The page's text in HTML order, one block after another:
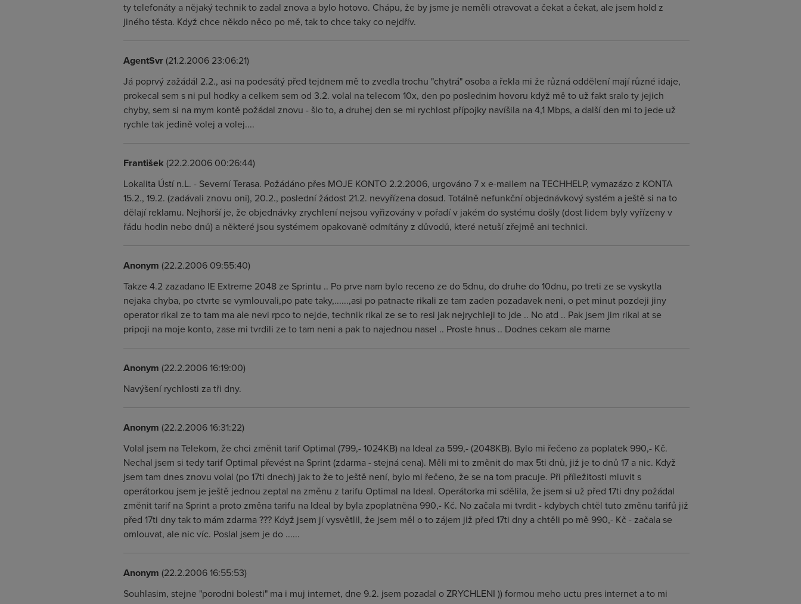
ty telefonáty a nějaký technik to zadal znova a bylo hotovo. Chápu, že by jsme je neměli otravovat a čekat a čekat, ale jsem hold z
jiného těsta. Když chce někdo něco po mě, tak to chce taky co nejdřív.
AgentSvr(21.2.2006 23:06:21)
Já poprvý zažádál 2.2., asi na podesátý před tejdnem mě to zvedla trochu "chytrá" osoba a řekla mi že různá oddělení mají různé idaje,
prokecal sem s ni pul hodky a celkem sem od 3.2. volal na telecom 10x, den po poslednim hovoru když mě to už fakt sralo ty jejich
chyby, sem si na mym kontě požádal znovu - šlo to, a druhej den se mi rychlost přípojky navíšila na 4,1 Mbps, a další den mi to jede už
rychle tak jedině volej a volej....
František (22.2.2006 00:26:44)
Lokalita Ústí n.L. - Severní Terasa. Požádáno přes MOJE KONTO 2.2.2006, urgováno 7 x e-mailem na TECHHELP, vymazázo z KONTA
15.2., 19.2. (zadávali znovu oni), 20.2., poslední žádost 21.2. nevyřízena dosud. Totálně nefunkční objednávkový systém a ještě si na to
dělají reklamu. Nejhorší je, že objednávky zrychlení nejsou vyřizovány v pořadí v jakém do systému došly (dost lidem byly vyřízeny v
řádu hodin nebo dnů) a některé jsou systémem opakovaně odmítány z důvodů, které netuší zřejmě ani technici.
Anonym (22.2.2006 09:55:40)
Takze 4.2 zazadano IE Extreme 2048 ze Sprintu .. Po prve nam bylo receno ze do 5dnu, do druhe do 10dnu, po treti ze se vyskytla
nejaka chyba, po ctvrte se vymlouvali,po pate taky,......,asi po patnacte rikali ze tam zaden pozadavek neni, o pet minut pozdeji jiny
operator rikal ze to tam ma ale nevi rpco to nejde, technik rikal ze se to resi jak nejrychleji to jde .. No atd .. Pak jsem jim rikal at se
pripoji na moje konto, zase mi tvrdili ze to tam neni a pak to najednou nasel .. Proste hnus .. Dodnes cekam ale marne
Anonym (22.2.2006 16:19:00)
Navýšení rychlosti za tři dny.
Anonym (22.2.2006 16:31:22)
Volal jsem na Telekom, že chci změnit tarif Optimal (799,- 1024KB) na Ideal za 599,- (2048KB). Bylo mi řečeno za poplatek 990,- Kč.
Nechal jsem si tedy tarif Optimal převést na Sprint (zdarma - stejná cena). Měli mi to změnit do max 5ti dnů, již je to dnů 17 a nic. Když
jsem tam dnes znovu volal (po 17ti dnech) jak to že to ještě není, bylo mi řečeno, že se na tom pracuje. Při příležitosti mluvit s
operátorkou jsem je ještě jednou zeptal na změnu z tarifu Optimal na Ideal. Operátorka mi sdělila, že jsem si už před 17ti dny požádal
změnit tarif na Sprint a proto změna tarifu na Ideal by byla zpoplatněna 990,- Kč. No začala mi tvrdit - kdybych chtěl tuto změnu tarifů již
před 17ti dny tak to mám zdarma ??? Když jsem jí vysvětlil, že jsem měl o to zájem již před 17ti dny a chtěli po mě 990,- Kč - začala se
omlouvat, ale nic víc. Poslal jsem je do ......
Anonym (22.2.2006 16:55:53)
Souhlasim, stejne "porodni bolesti" ma i muj internet, dne 9.2. jsem pozadal o ZRYCHLENI )) formou meho uctu pres internet a to mi